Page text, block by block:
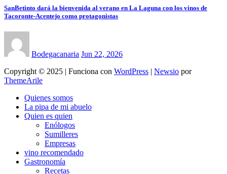
SanBetinto dará la bienvenida al verano en La Laguna con los vinos de
Tacoronte-Acentejo como protagonistas
Bodegacanaria Jun 22, 2026
Copyright © 2025 | Funciona con WordPress Newsio por
ThemeArile
Quienes somos
La pipa de mi abuelo
Quien es quien
Enólogos
Sumilleres
Empresas
vino recomendado
Gastronomía
Recetas